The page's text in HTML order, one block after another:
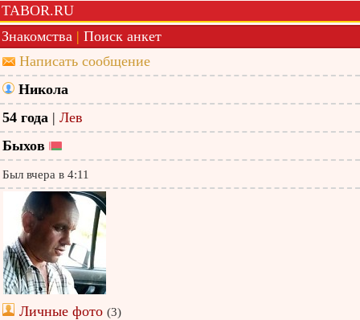
TABOR.RU
Знакомства | Поиск анкет
Написать сообщение
Никола
54 года | Лев
Быхов
Был вчера в 4:11
Личные фото (3)